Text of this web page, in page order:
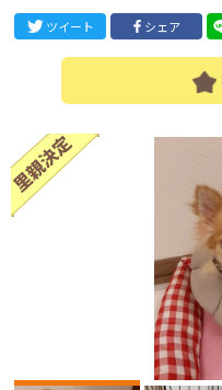
ツイート シェア